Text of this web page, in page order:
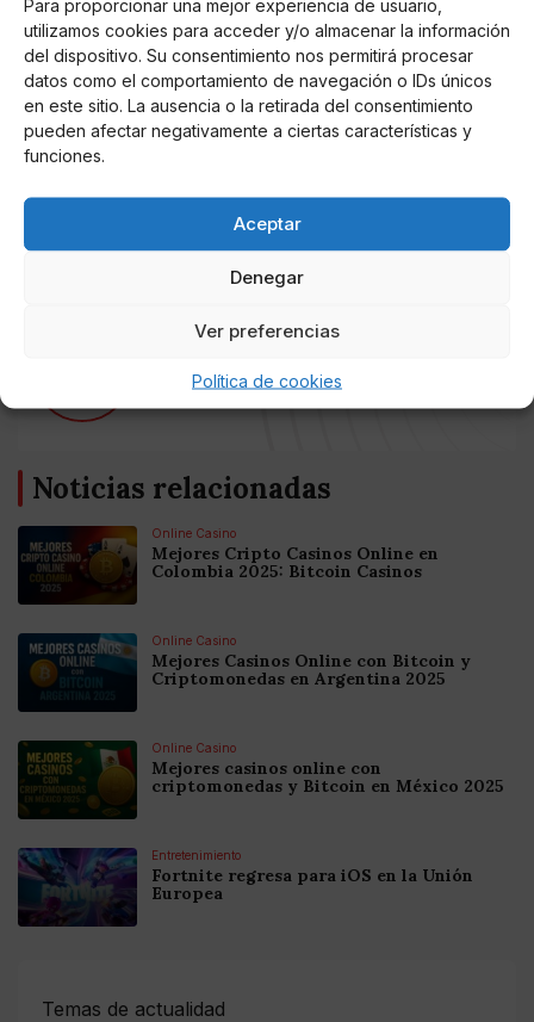
Para proporcionar una mejor experiencia de usuario,
utilizamos cookies para acceder y/o almacenar la información
del dispositivo. Su consentimiento nos permitirá procesar
datos como el comportamiento de navegación o IDs únicos
en este sitio. La ausencia o la retirada del consentimiento
pueden afectar negativamente a ciertas características y
funciones.
Aceptar
Denegar
Ver preferencias
Política de cookies
Autónomas, con lealtad y responsabilidad, y
garantizando poder volver a ser admirada por el resto
de España. Y hacia Europa. Reafirmaremos el
europeísmo de Cataluña, a trabajar para que se
recupere nuestro prestigio y estaremos atentos a los
foros donde se discute el presente y el futuro de
Cataluña en una Europa más unida, más potente, más
Miguel P. Montes
Noticias relacionadas
Online Casino
Mejores Cripto Casinos Online en
Colombia 2025: Bitcoin Casinos
Online Casino
Mejores Casinos Online con Bitcoin y
Criptomonedas en Argentina 2025
Online Casino
Mejores casinos online con
criptomonedas y Bitcoin en México 2025
Entretenimiento
Fortnite regresa para iOS en la Unión
Europea
Temas de actualidad